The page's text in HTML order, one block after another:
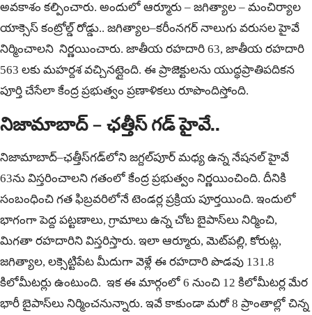
అవకాశం కల్పించారు. అందులో ఆర్మూరు – జగిత్యాల – మంచిర్యాల
యాక్సెస్‌ కంట్రోల్డ్‌ రోడ్డు.. జగిత్యాల–కరీంనగర్‌ నాలుగు వరుసల హైవే
నిర్మించాలని నిర్ణయించారు. జాతీయ రహదారి 63, జాతీయ రహదారి
563 లకు మహర్దశ వచ్చినట్లైంది. ఈ ప్రాజెక్టులను యుద్ధప్రాతిపదికన
పూర్తి చేసేలా కేంద్ర ప్రభుత్వం ప్రణాళికలు రూపొందిస్తోంది.
నిజామాబాద్ – ఛత్తీస్ గడ్ హైవే..
నిజామాబాద్‌–ఛత్తీస్‌గడ్‌లోని జగ్దల్‌పూర్‌ మధ్య ఉన్న నేషనల్ హైవే
63ను విస్తరించాలని గతంలో కేంద్ర ప్రభుత్వం నిర్ణయించింది. దీనికి
సంబంధించి గత ఫిబ్రవరిలోనే టెండర్ల ప్రక్రియ పూర్తయింది. ఇందులో
భాగంగా పెద్ద పట్టణాలు, గ్రామాలు ఉన్న చోట బైపాస్‌లు నిర్మించి,
మిగతా రహదారిని విస్తరిస్తారు. ఇలా ఆర్మూరు, మెట్‌పల్లి, కోరుట్ల,
జగిత్యాల, లక్సెట్టిపేట మీదుగా వెళ్లే ఈ రహదారి పొడవు 131.8
కిలోమీటర్లు ఉంటుంది. ఇక ఈ మార్గంలో 6 నుంచి 12 కిలోమీటర్ల మేర
భారీ బైపాస్‌లు నిర్మించనున్నారు. ఇవే కాకుండా మరో 8 ప్రాంతాల్లో చిన్న